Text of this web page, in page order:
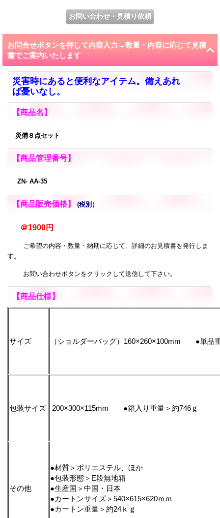
お問合せボタンを押して内容入力→数量・内容に応じて見積
書でご案内いたします
災害時にあると便利なアイテム。備えあれ
ば憂いなし。
【商品名】
災備８点セット
【商品管理番号】
ZN- AA-35
【商品販売価格】 (税別）
＠1900円
ご希望の内容・数量・納期に応じて、詳細のお見積書を発行しま
す。
お問い合わせボタンをクリックして送信して下さい。
【商品仕様】
サイズ （ショルダーバッグ）160×260×100mm ●単品
包装サイズ 200×300×115mm ●箱入り重量＞約746ｇ
その他
●材質＞ポリエステル、ほか
●包装形態＞E段無地箱
●生産国＞中国・日本
●カートンサイズ＞540×615×620ｍｍ
●カートン重量＞約24ｋｇ